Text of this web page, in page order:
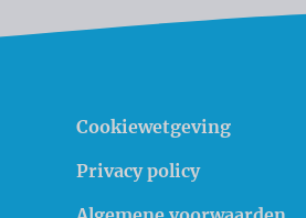
Cookiewetgeving
Privacy policy